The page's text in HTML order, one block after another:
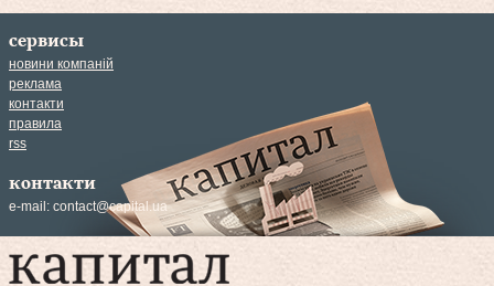
сервисы
новини компаній
реклама
контакти
правила
rss
контакти
e-mail: contact@capital.ua